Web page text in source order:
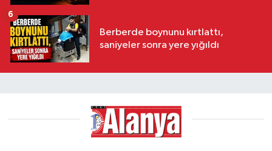
Berberde boynunu kırtlattı,
saniyeler sonra yere yığıldı
6